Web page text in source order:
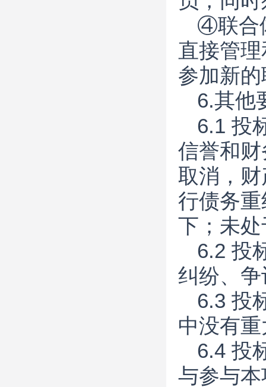
④联合
直接管
参加新
6.其他
6.1 投
信誉和
取消，
行债务
下；未
6.2 投
纠纷、
6.3 投
中没有
6.4 投
与参与